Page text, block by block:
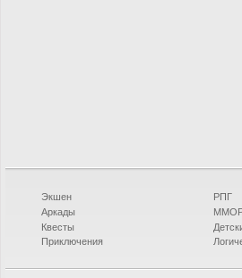
Экшен
Аркады
Квесты
Приключения
РПГ